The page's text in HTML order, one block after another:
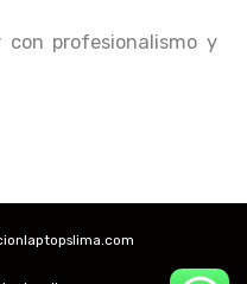
profesionalismo y